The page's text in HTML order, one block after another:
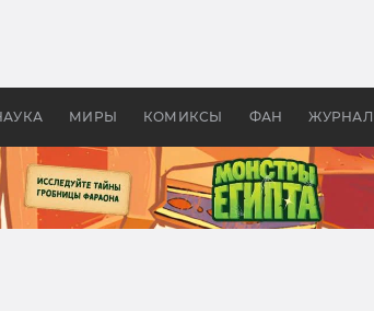
МИРЫ КОМИКСЫ ФАН ЖУРНАЛ
в России —
бы